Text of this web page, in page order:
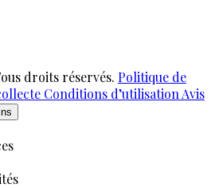
droits réservés. Politique de
Conditions d’utilisation Avis